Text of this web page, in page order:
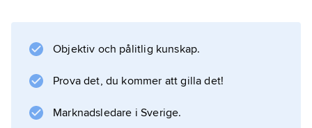
.
Information om artikeln
Objektiv och pålitlig kunskap.
Prova det, du kommer att gilla det!
Marknadsledare i Sverige.